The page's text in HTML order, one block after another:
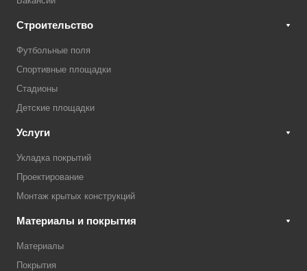
Строительство
Футбольные поля
Спортивные площадки
Стадионы
Детские площадки
Услуги
Укладка покрытий
Проектирование
Монтаж крытых конструкций
Материалы и покрытия
Материалы
Покрытия